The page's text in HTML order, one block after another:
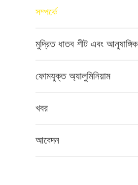
সম্পর্কে
মুদ্রিত ধাতব শীট এবং আনুষাঙ্গিক
ফোমযুক্ত অ্যালুমিনিয়াম
খবর
আবেদন